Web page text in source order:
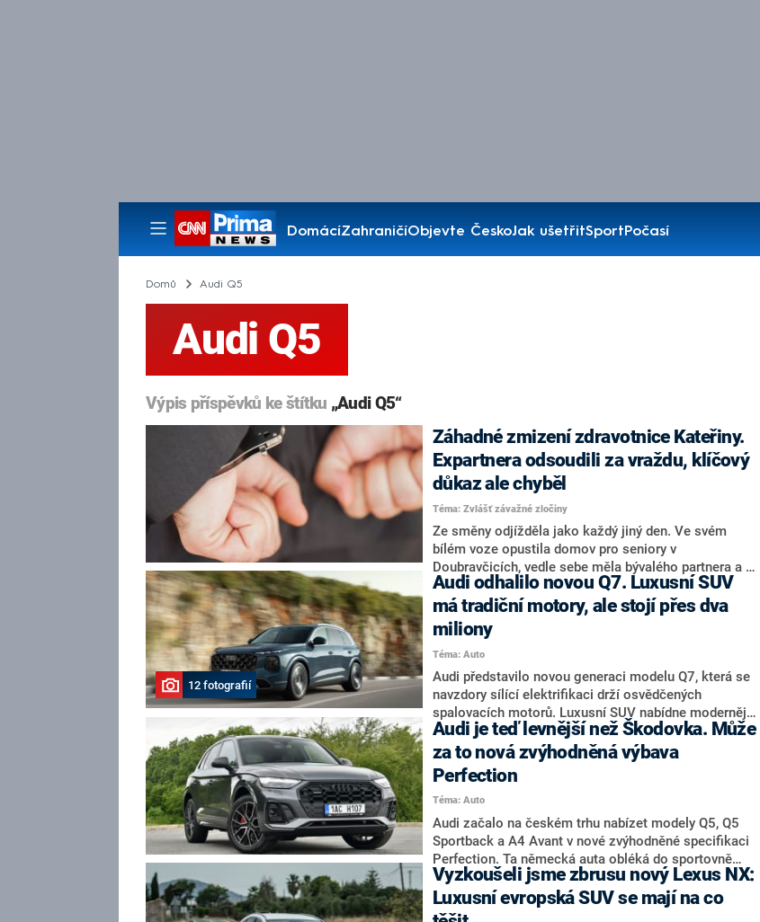
DomácíZahraničíObjevte ČeskoJak ušetřitSportPočasí
Pořady
Domů Audi Q5
Audi Q5
Výpis příspěvků ke štítku „Audi Q5“
Záhadné zmizení zdravotnice Kateřiny.
Expartnera odsoudili za vraždu, klíčový
důkaz ale chyběl
Téma: Zvlášť závažné zločiny
Ze směny odjížděla jako každý jiný den. Ve svém
bílém voze opustila domov pro seniory v
Doubravčicích, vedle sebe měla bývalého partnera a na
zadních sedadlech dva milované jorkšíry. Domů už
sedmačtyřicetiletá zdravotní sestra Kateřina Pešková
ze Zlaté ale nikdy nedorazila. Po ženě se doslova
slehla zem. Přestože kriminalisté její tělo nikdy
nenašli, po letech dospěli k jedinému závěru – stala
se obětí vraždy. Příběh přináší redakce CNN Prima
NEWS v rámci seriálu Zvlášť závažné zločiny, který
pojednává o největších kriminálních případech
posledních desetiletí.
12 fotografií
Audi odhalilo novou Q7. Luxusní SUV
má tradiční motory, ale stojí přes dva
miliony
Téma: Auto
Audi představilo novou generaci modelu Q7, která se
navzdory sílící elektrifikaci drží osvědčených
spalovacích motorů. Luxusní SUV nabídne modernější
technologie, až sedm míst k sezení a výhradně
šestiválcové diesely. Zájemci si však za novinku
připlatí – základní cena na českém trhu překračuje dva
miliony korun.
Audi je teď levnější než Škodovka. Může
za to nová zvýhodněná výbava
Perfection
Téma: Auto
Audi začalo na českém trhu nabízet modely Q5, Q5
Sportback a A4 Avant v nové zvýhodněné specifikaci
Perfection. Ta německá auta obléká do sportovně
šitého kabátku a dopřává jim bohatou výbavu za
rozumnou cenu. Například prémiové rodinné kombi
díky tomu koupíte levněji než Škodu Superb.
Vyzkoušeli jsme zbrusu nový Lexus NX:
Luxusní evropská SUV se mají na co